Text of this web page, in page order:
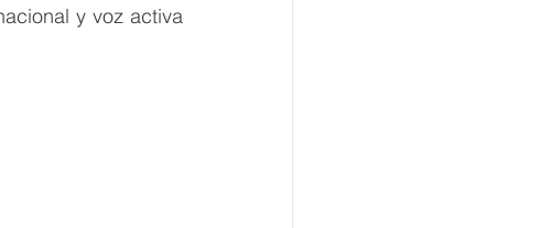
y voz activa